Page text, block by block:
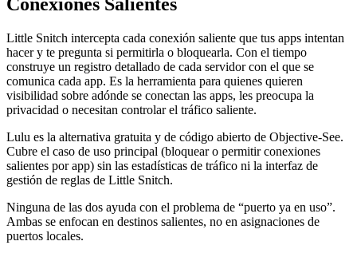
Conexiones Salientes
Little Snitch intercepta cada conexión saliente que tus apps intentan
hacer y te pregunta si permitirla o bloquearla. Con el tiempo
construye un registro detallado de cada servidor con el que se
comunica cada app. Es la herramienta para quienes quieren
visibilidad sobre adónde se conectan las apps, les preocupa la
privacidad o necesitan controlar el tráfico saliente.
Lulu es la alternativa gratuita y de código abierto de Objective-See.
Cubre el caso de uso principal (bloquear o permitir conexiones
salientes por app) sin las estadísticas de tráfico ni la interfaz de
gestión de reglas de Little Snitch.
Ninguna de las dos ayuda con el problema de “puerto ya en uso”.
Ambas se enfocan en destinos salientes, no en asignaciones de
puertos locales.